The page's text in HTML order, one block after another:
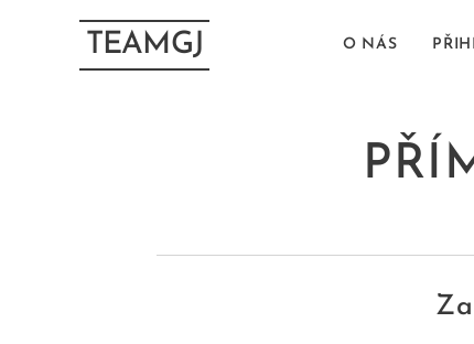
TEAMGJ O NÁS